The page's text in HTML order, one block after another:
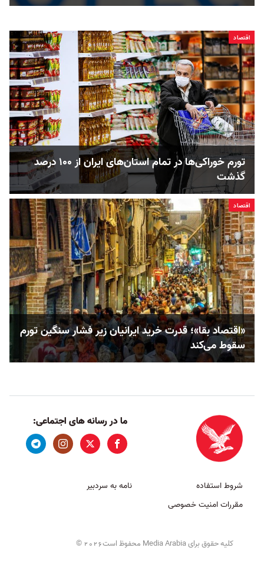
اقتصاد
تورم خوراکی‌ها در تمام استان‌های ایران از ۱۰۰ درصد
گذشت
اقتصاد
«اقتصاد بقا»؛ قدرت خرید ایرانیان زیر فشار سنگین تورم
سقوط می‌کند
ما در رسانه های اجتماعی:
شروط استفاده
مقررات امنیت خصوصی
نامه به سردبیر
کلیه حقوق برای Media Arabia محفوظ است 2026
©